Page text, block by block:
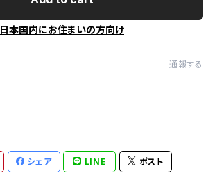
日本国内にお住まいの方向け
通報する
シェア LINE ポスト